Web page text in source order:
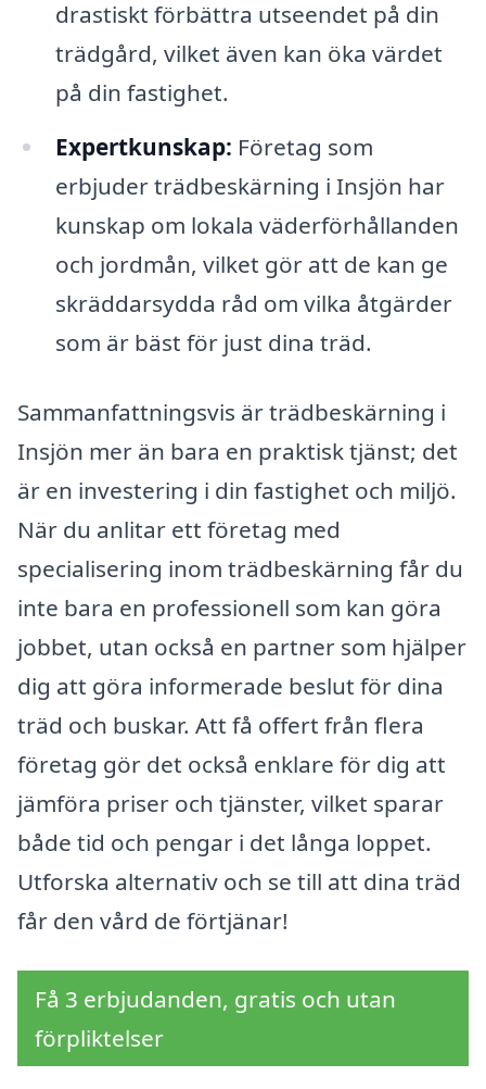
drastiskt förbättra utseendet på din
trädgård, vilket även kan öka värdet
på din fastighet.
Expertkunskap: Företag som
erbjuder trädbeskärning i Insjön har
kunskap om lokala väderförhållanden
och jordmån, vilket gör att de kan ge
skräddarsydda råd om vilka åtgärder
som är bäst för just dina träd.
Sammanfattningsvis är trädbeskärning i
Insjön mer än bara en praktisk tjänst; det
är en investering i din fastighet och miljö.
När du anlitar ett företag med
specialisering inom trädbeskärning får du
inte bara en professionell som kan göra
jobbet, utan också en partner som hjälper
dig att göra informerade beslut för dina
träd och buskar. Att få offert från flera
företag gör det också enklare för dig att
jämföra priser och tjänster, vilket sparar
både tid och pengar i det långa loppet.
Utforska alternativ och se till att dina träd
får den vård de förtjänar!
Få 3 erbjudanden, gratis och utan
förpliktelser